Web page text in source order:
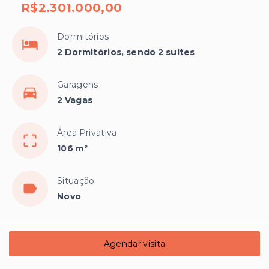
R$2.301.000,00
Dormitórios
2 Dormitórios, sendo 2 suítes
Garagens
2 Vagas
Área Privativa
106 m²
Situação
Novo
Agendar visita